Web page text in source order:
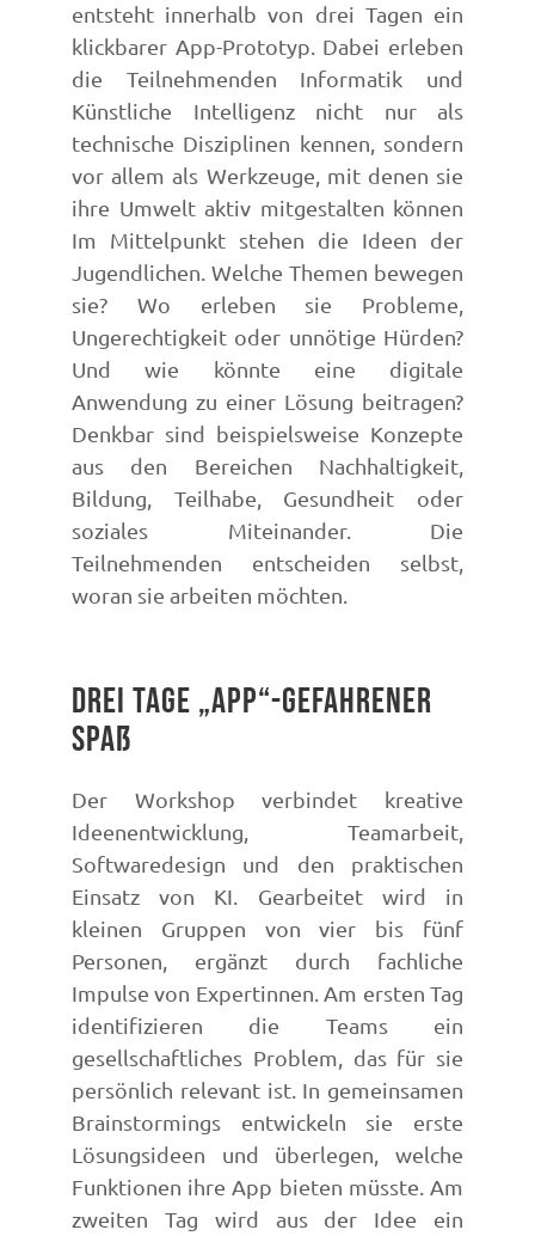
entsteht innerhalb von drei Tagen ein
klickbarer App-Prototyp. Dabei erleben
die Teilnehmenden Informatik und
Künstliche Intelligenz nicht nur als
technische Disziplinen kennen, sondern
vor allem als Werkzeuge, mit denen sie
ihre Umwelt aktiv mitgestalten können
Im Mittelpunkt stehen die Ideen der
Jugendlichen. Welche Themen bewegen
sie? Wo erleben sie Probleme,
Ungerechtigkeit oder unnötige Hürden?
Und wie könnte eine digitale
Anwendung zu einer Lösung beitragen?
Denkbar sind beispielsweise Konzepte
aus den Bereichen Nachhaltigkeit,
Bildung, Teilhabe, Gesundheit oder
soziales Miteinander. Die
Teilnehmenden entscheiden selbst,
woran sie arbeiten möchten.
Drei Tage „App“-gefahrener
Spaß
Der Workshop verbindet kreative
Ideenentwicklung, Teamarbeit,
Softwaredesign und den praktischen
Einsatz von KI. Gearbeitet wird in
kleinen Gruppen von vier bis fünf
Personen, ergänzt durch fachliche
Impulse von Expertinnen. Am ersten Tag
identifizieren die Teams ein
gesellschaftliches Problem, das für sie
persönlich relevant ist. In gemeinsamen
Brainstormings entwickeln sie erste
Lösungsideen und überlegen, welche
Funktionen ihre App bieten müsste. Am
zweiten Tag wird aus der Idee ein